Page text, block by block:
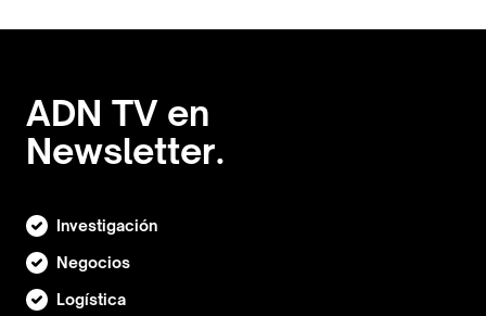
ADN TV en
Newsletter.
Investigación
Negocios
Logística